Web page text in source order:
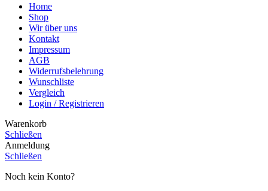
Home
Shop
Wir über uns
Kontakt
Impressum
AGB
Widerrufsbelehrung
Wunschliste
Vergleich
Login / Registrieren
Warenkorb
Schließen
Anmeldung
Schließen
Noch kein Konto?